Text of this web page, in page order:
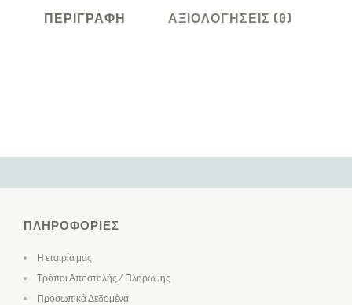
ΠΕΡΙΓΡΑΦΉ ΑΞΙΟΛΟΓΉΣΕΙΣ (0)
ΠΛΗΡΟΦΟΡΊΕΣ
Η εταιρία μας
Τρόποι Αποστολής / Πληρωμής
Προσωπικά Δεδομένα